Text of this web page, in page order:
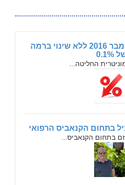
הריבית לחודש ספטמבר 2016 ללא שינוי ברמה
0.1%
החליטה...
בתחום הקנאביס הרפואי
בתחום הקנאביס...